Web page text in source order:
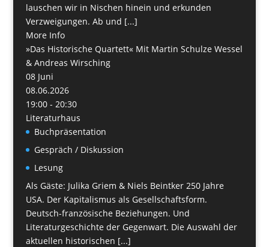
lauschen wir in Nischen hinein und erkunden
Verzweigungen. Ab und [...]
More Info
»Das Historische Quartett« Mit Martin Schulze Wessel
& Andreas Wirsching
08 Juni
08.06.2026
19:00 - 20:30
Literaturhaus
Buchpräsentation
Gespräch / Diskussion
Lesung
Als Gäste: Julika Griem & Niels Beintker 250 Jahre
USA. Der Kapitalismus als Gesellschaftsform.
Deutsch-französische Beziehungen. Und
Literaturgeschichte der Gegenwart. Die Auswahl der
aktuellen historischen [...]